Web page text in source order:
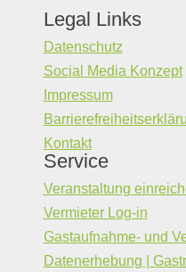
Legal Links
Datenschutz
Social Media Konzept
Impressum
Kontakt
Service
Veranstaltung
Vermieter Log-in
Gastaufnahme- und
Datenerhebung |